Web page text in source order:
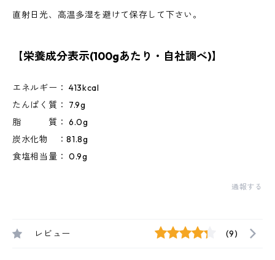
直射日光、高温多湿を避けて保存して下さい。
【栄養成分表示(100gあたり・自社調べ)】
エネルギー： 413kcal
たんぱく質： 7.9g
脂 質： 6.0g
炭水化物 ：81.8g
食塩相当量： 0.9g
通報する
レビュー (9)